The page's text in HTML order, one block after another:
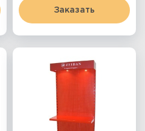
Заказать